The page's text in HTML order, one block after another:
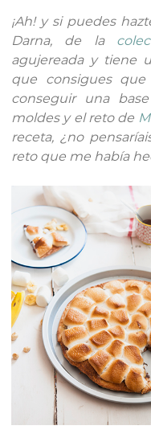
¡Ah! y si puedes
Darna, de la
agujereada y tiene
que consigues
conseguir una
moldes y el reto de
receta, ¿no
reto que me había